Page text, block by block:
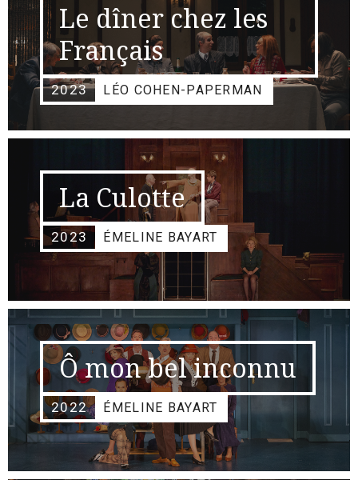
Le dîner chez les
Français
2023 LÉO COHEN-PAPERMAN
La Culotte
2023 ÉMELINE BAYART
Ô mon bel inconnu
2022 ÉMELINE BAYART